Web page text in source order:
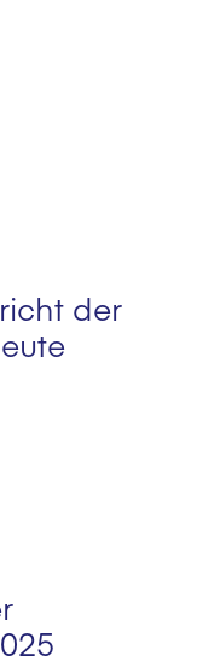
der